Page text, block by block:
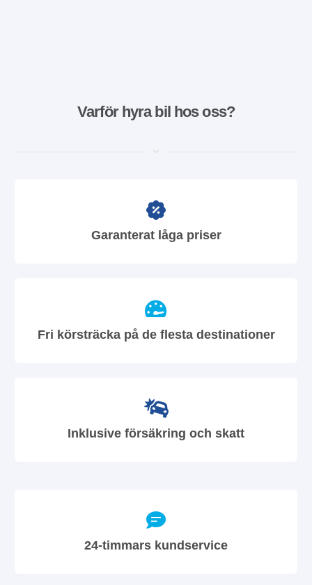
Varför hyra bil hos oss?
Garanterat låga priser
Fri körsträcka på de flesta destinationer
Inklusive försäkring och skatt
24-timmars kundservice